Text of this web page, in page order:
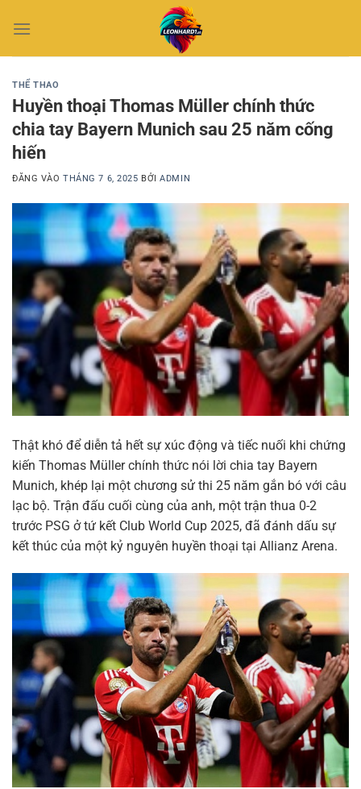
qua
THỂ THAO
Huyền thoại Thomas Müller chính thức
chia tay Bayern Munich sau 25 năm cống
hiến
ĐĂNG VÀOTHÁNG 7 6, 2025 BỞIADMIN
Thật khó để diễn tả hết sự xúc động và tiếc nuối khi chứng
kiến Thomas Müller chính thức nói lời chia tay Bayern
Munich, khép lại một chương sử thi 25 năm gắn bó với câu
lạc bộ. Trận đấu cuối cùng của anh, một trận thua 0-2
trước PSG ở tứ kết Club World Cup 2025, đã đánh dấu sự
kết thúc của một kỷ nguyên huyền thoại tại Allianz Arena.